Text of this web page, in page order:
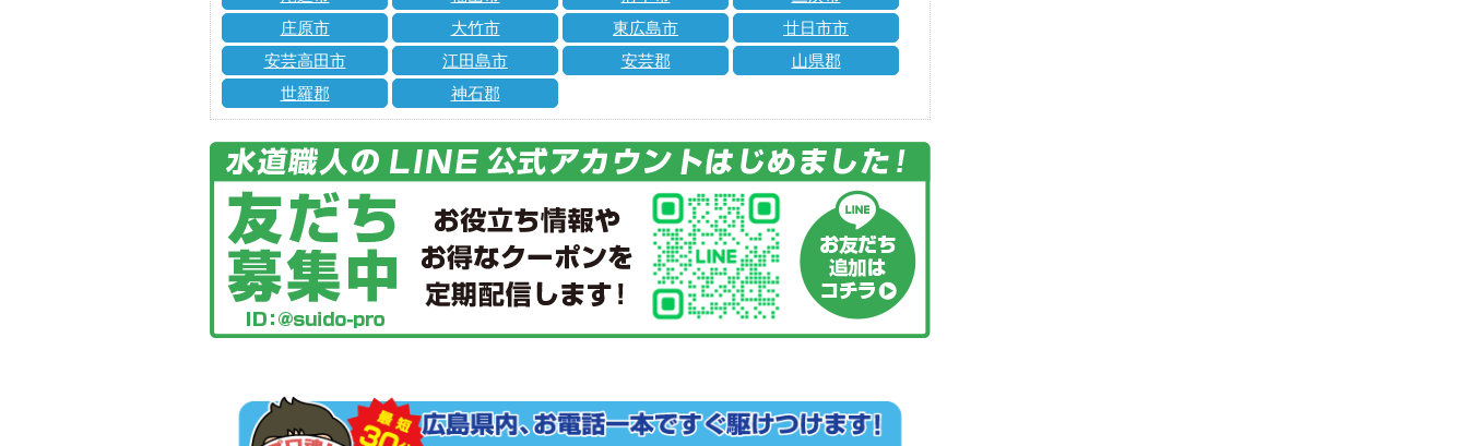
庄原市
大竹市 東広島市
廿日市市
安芸高田市
江田島市 安芸郡
山県郡
世羅郡
神石郡